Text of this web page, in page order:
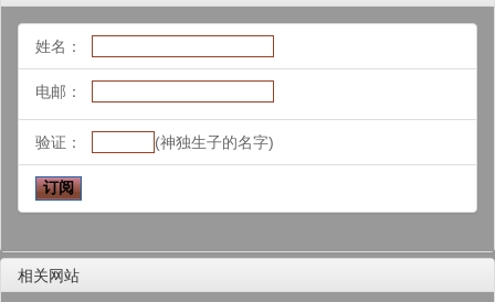
姓名：
电邮：
验证： (神独生子的名字)
相关网站